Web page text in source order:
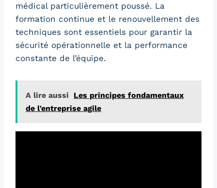
médical particulièrement poussé. La
formation continue et le renouvellement des
techniques sont essentiels pour garantir la
sécurité opérationnelle et la performance
constante de l’équipe.
A lire aussi
Les principes fondamentaux
de l'entreprise agile